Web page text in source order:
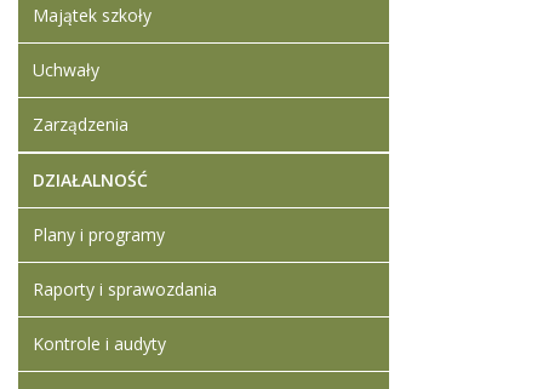
Majątek szkoły
Uchwały
Zarządzenia
DZIAŁALNOŚĆ
Plany i programy
Raporty i sprawozdania
Kontrole i audyty